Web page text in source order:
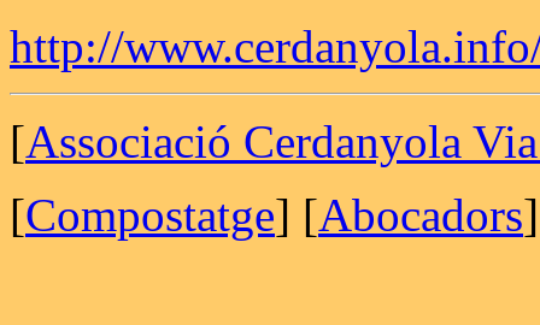
http://
[Associació Cerdanyola
[Compostatge] [Abocadors]